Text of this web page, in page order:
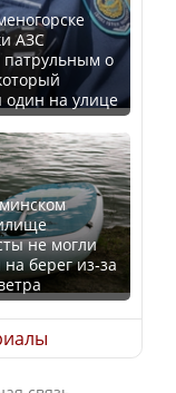
США
объектом
наследия,
под
АЗС
о
один на улице
не могли
на берег из-за